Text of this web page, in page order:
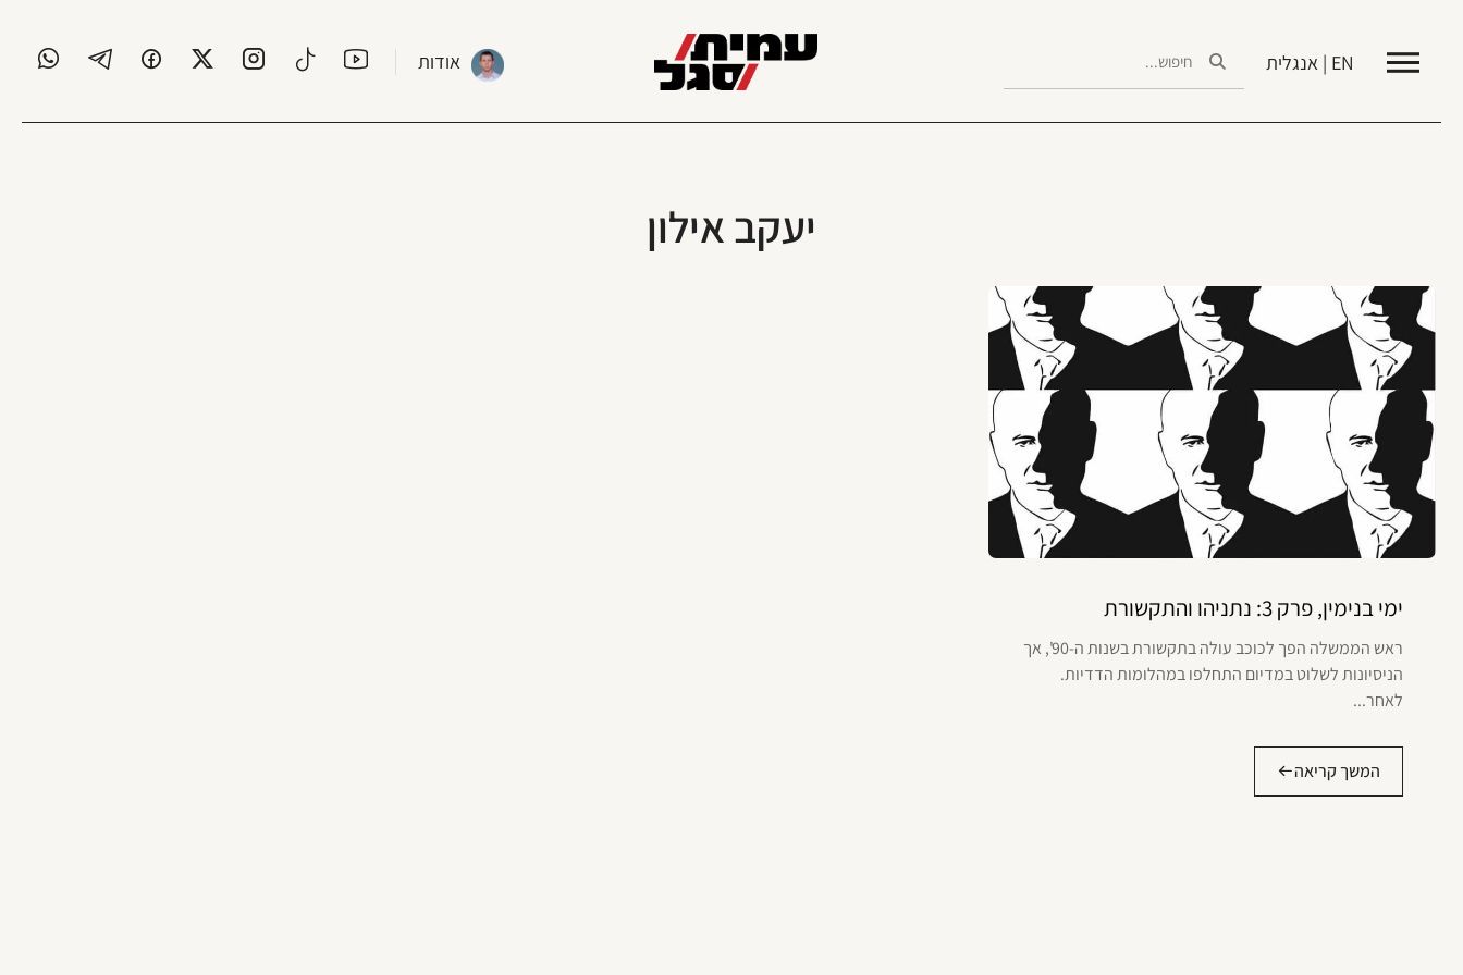
EN | אנגלית אודות
יעקב אילון
ימי בנימין, פרק 3: נתניהו והתקשורת
ראש הממשלה הפך לכוכב עולה בתקשורת בשנות ה-90', אך
הניסיונות לשלוט במדיום התחלפו במהלומות הדדיות.
לאחר...
המשך קריאה